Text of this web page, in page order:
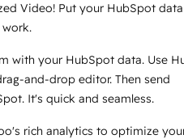
Video! Put your HubSpot
with your HubSpot data. Use
and-drop editor. Then send
It's quick and seamless.
rich analytics to optimize